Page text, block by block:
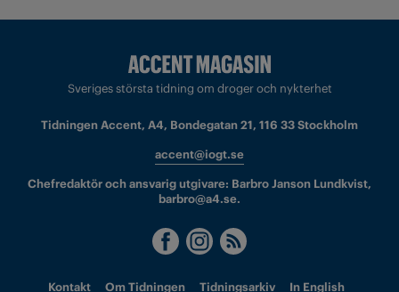
Sveriges största tidning om droger och nykterhet
Tidningen Accent, A4, Bondegatan 21, 116 33 Stockholm
accent@iogt.se
Chefredaktör och ansvarig utgivare: Barbro Janson Lundkvist,
barbro@a4.se.
Kontakt Om Tidningen Tidningsarkiv In English